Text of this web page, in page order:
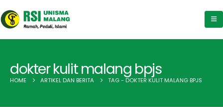
dokter kulit malang bpjs
HOME ARTIKEL DAN BERITA TAG - DOKTER KULIT MALANG BPJS